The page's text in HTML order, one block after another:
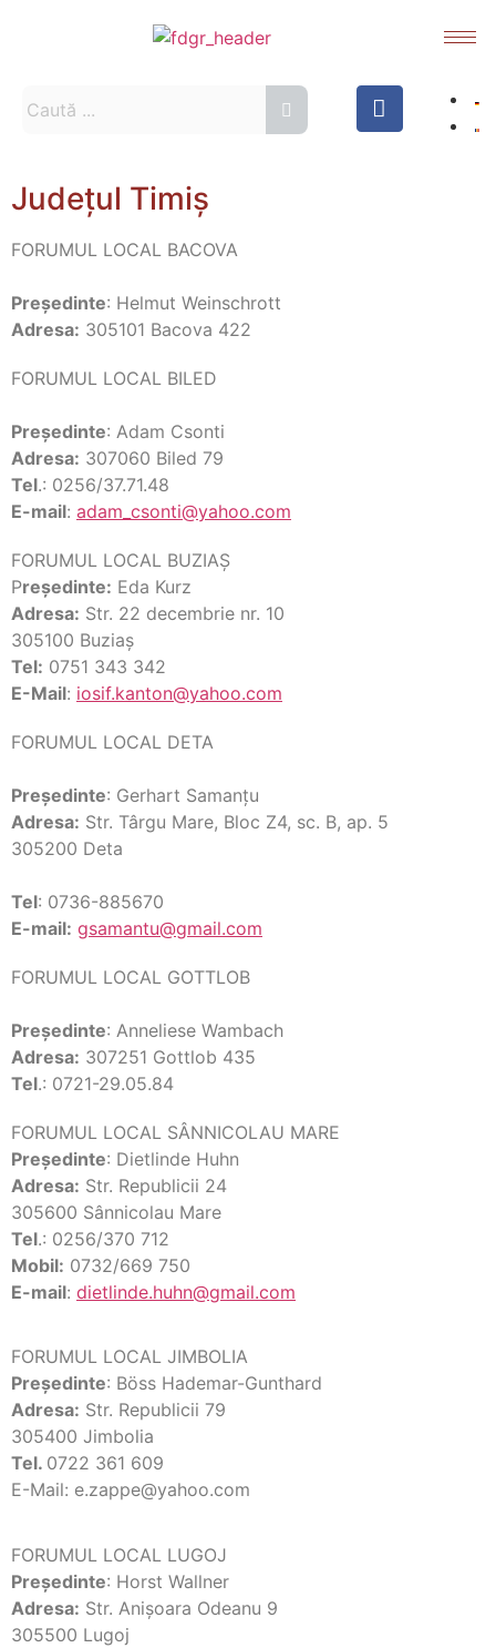
Județul Timiș
FORUMUL LOCAL BACOVA
Preşedinte: Helmut Weinschrott
Adresa: 305101 Bacova 422
FORUMUL LOCAL BILED
Preşedinte: Adam Csonti
Adresa: 307060 Biled 79
Tel.: 0256/37.71.48
E-mail: adam_csonti@yahoo.com
FORUMUL LOCAL BUZIAŞ
Președinte: Eda Kurz
Adresa: Str. 22 decembrie nr. 10
305100 Buziaş
Tel: 0751 343 342
E-Mail: iosif.kanton@yahoo.com
FORUMUL LOCAL DETA
Preşedinte: Gerhart Samanţu
Adresa: Str. Târgu Mare, Bloc Z4, sc. B, ap. 5
305200 Deta
Tel: 0736-885670
E-mail: gsamantu@gmail.com
FORUMUL LOCAL GOTTLOB
Preşedinte: Anneliese Wambach
Adresa: 307251 Gottlob 435
Tel.: 0721-29.05.84
FORUMUL LOCAL SÂNNICOLAU MARE
Preşedinte: Dietlinde Huhn
Adresa: Str. Republicii 24
305600 Sânnicolau Mare
Tel.: 0256/370 712
Mobil: 0732/669 750
E-mail: dietlinde.huhn@gmail.com
FORUMUL LOCAL JIMBOLIA
Preşedinte: Böss Hademar-Gunthard
Adresa: Str. Republicii 79
305400 Jimbolia
Tel. 0722 361 609
E-Mail: e.zappe@yahoo.com
FORUMUL LOCAL LUGOJ
Preşedinte: Horst Wallner
Adresa: Str. Anişoara Odeanu 9
305500 Lugoj